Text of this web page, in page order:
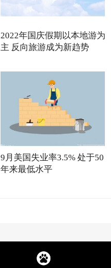
2022年国庆假期以本地游为
主 反向旅游成为新趋势
9月美国失业率3.5% 处于50
年来最低水平